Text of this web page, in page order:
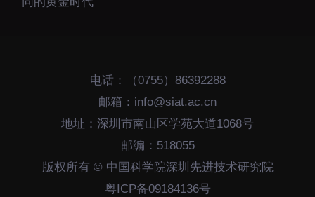
电话：（0755）86392288
邮箱：info@siat.ac.cn
地址：深圳市南山区学苑大道1068号
邮编：518055
版权所有 © 中国科学院深圳先进技术研究院
粤ICP备09184136号